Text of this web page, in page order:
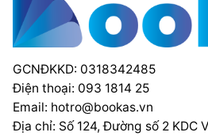
GCNĐKKD: 0318342485
Điện thoại: 093 1814 25
Email: hotro@bookas.vn
Địa chỉ: Số 124, Đường số 2 KDC